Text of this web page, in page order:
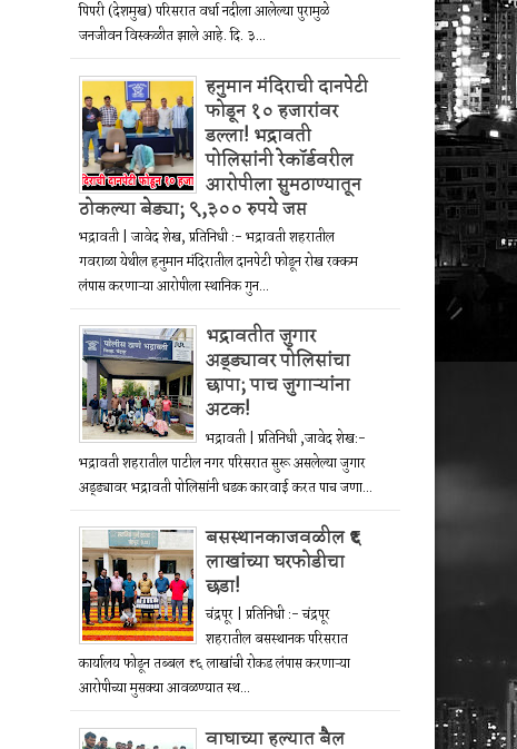
पिपरी (देशमुख) परिसरात वर्धा नदीला आलेल्या पुरामुळे
जनजीवन विस्कळीत झाले आहे. दि. ३...
हनुमान मंदिराची दानपेटी
फोडून १० हजारांवर
डल्ला! भद्रावती
पोलिसांनी रेकॉर्डवरील
आरोपीला सुमठाण्यातून
ठोकल्या बेड्या; ९,३०० रुपये जप्त
भद्रावती | जावेद शेख, प्रतिनिधी :- भद्रावती शहरातील
गवराळा येथील हनुमान मंदिरातील दानपेटी फोडून रोख रक्कम
लंपास करणाऱ्या आरोपीला स्थानिक गुन...
भद्रावतीत जुगार
अड्ड्यावर पोलिसांचा
छापा; पाच जुगाऱ्यांना
अटक!
भद्रावती | प्रतिनिधी ,जावेद शेख:-
भद्रावती शहरातील पाटील नगर परिसरात सुरू असलेल्या जुगार
अड्ड्यावर भद्रावती पोलिसांनी धडक कारवाई करत पाच जणा...
बसस्थानकाजवळील ₹६
लाखांच्या घरफोडीचा
छडा!
चंद्रपूर | प्रतिनिधी :- चंद्रपूर
शहरातील बसस्थानक परिसरात
कार्यालय फोडून तब्बल ₹६ लाखांची रोकड लंपास करणाऱ्या
आरोपीच्या मुसक्या आवळण्यात स्थ...
वाघाच्या हल्यात बैल